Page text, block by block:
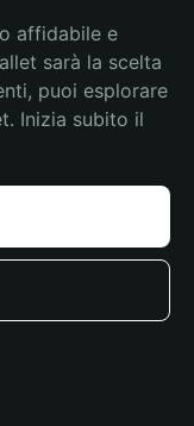
affidabile e
sarà la scelta
puoi esplorare
Inizia subito il